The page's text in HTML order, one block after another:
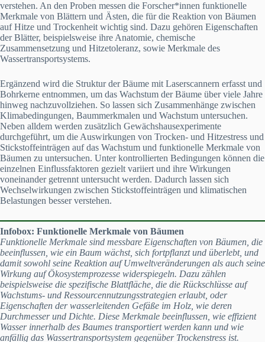
verstehen. An den Proben messen die Forscher*innen funktionelle
Merkmale von Blättern und Ästen, die für die Reaktion von Bäumen
auf Hitze und Trockenheit wichtig sind. Dazu gehören Eigenschaften
der Blätter, beispielsweise ihre Anatomie, chemische
Zusammensetzung und Hitzetoleranz, sowie Merkmale des
Wassertransportsystems.
Ergänzend wird die Struktur der Bäume mit Laserscannern erfasst und
Bohrkerne entnommen, um das Wachstum der Bäume über viele Jahre
hinweg nachzuvollziehen. So lassen sich Zusammenhänge zwischen
Klimabedingungen, Baummerkmalen und Wachstum untersuchen.
Neben alldem werden zusätzlich Gewächshausexperimente
durchgeführt, um die Auswirkungen von Trocken- und Hitzestress und
Stickstoffeinträgen auf das Wachstum und funktionelle Merkmale von
Bäumen zu untersuchen. Unter kontrollierten Bedingungen können die
einzelnen Einflussfaktoren gezielt variiert und ihre Wirkungen
voneinander getrennt untersucht werden. Dadurch lassen sich
Wechselwirkungen zwischen Stickstoffeinträgen und klimatischen
Belastungen besser verstehen.
Infobox: Funktionelle Merkmale von Bäumen
Funktionelle Merkmale sind messbare Eigenschaften von Bäumen, die
beeinflussen, wie ein Baum wächst, sich fortpflanzt und überlebt, und
damit sowohl seine Reaktion auf Umweltveränderungen als auch seine
Wirkung auf Ökosystemprozesse widerspiegeln. Dazu zählen
beispielsweise die spezifische Blattfläche, die die Rückschlüsse auf
Wachstums- und Ressourcennutzungsstrategien erlaubt, oder
Eigenschaften der wasserleitenden Gefäße im Holz, wie deren
Durchmesser und Dichte. Diese Merkmale beeinflussen, wie effizient
Wasser innerhalb des Baumes transportiert werden kann und wie
anfällig das Wassertransportsystem gegenüber Trockenstress ist.